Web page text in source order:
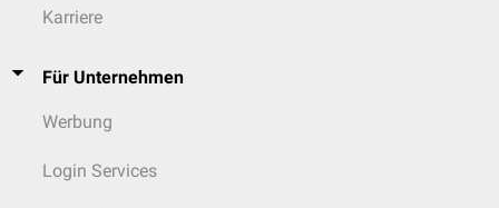
Karriere
Für Unternehmen
Werbung
Login Services